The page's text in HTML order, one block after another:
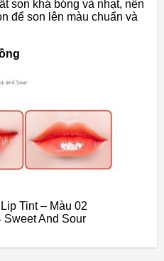
son khá bóng và nhạt, nên
để son lên màu chuẩn và
Tint – Màu 02
Sweet And Sour